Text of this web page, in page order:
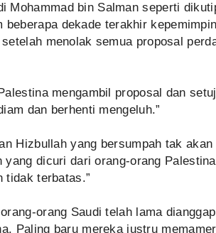
Mohammad bin Salman seperti
beberapa dekade terakhir
menolak semua proposal
mengambil proposal dan
dan berhenti mengeluh.”
Hizbullah yang bersumpah tak akan
yang dicuri dari orang-orang
tidak terbatas.”
orang Saudi telah lama
Paling baru mereka justru